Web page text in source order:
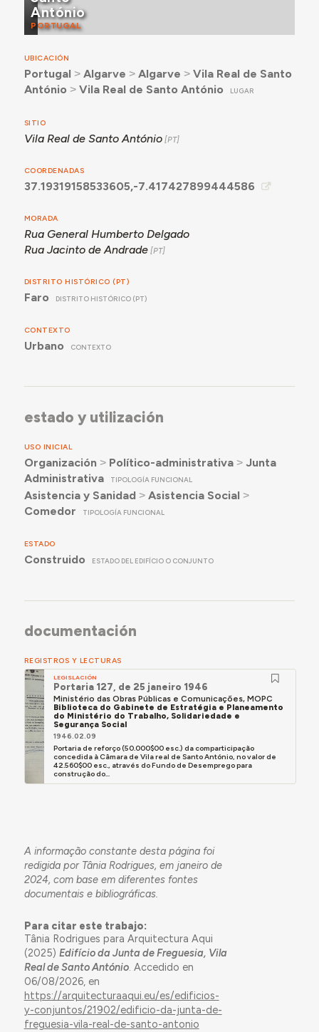
António
PORTUGAL
UBICACIÓN
Portugal ˃ Algarve ˃ Algarve ˃ Vila Real de Santo
António ˃ Vila Real de Santo António LUGAR
SITIO
Vila Real de Santo António
COORDENADAS
37.19319158533605,-7.417427899444586
MORADA
Rua General Humberto Delgado
Rua Jacinto de Andrade
DISTRITO HISTÓRICO (PT)
Faro DISTRITO HISTÓRICO (PT)
CONTEXTO
Urbano CONTEXTO
estado y utilización
USO INICIAL
Organización ˃ Político-administrativa˃ Junta
Administrativa
TIPOLOGÍA FUNCIONAL
Asistencia y Sanidad ˃ Asistencia Social ˃
Comedor
TIPOLOGÍA FUNCIONAL
ESTADO
Construido ESTADO DEL EDIFÍCIO O CONJUNTO
documentación
REGISTROS Y LECTURAS
LEGISLACIÓN
Portaria 127, de 25 janeiro 1946
Ministério das Obras Públicas e Comunicações, MOPC
Biblioteca do Gabinete de Estratégia e Planeamento
do Ministério do Trabalho, Solidariedade e
Segurança Social
1946.02.09
Portaria de reforço (50.000$00 esc.) da comparticipação
concedida à Câmara de Vila real de Santo António, no valor de
42.560$00 esc., através do Fundo de Desemprego para
construção do...
A informação constante desta página foi
redigida por Tânia Rodrigues, em janeiro de
2024, com base em diferentes fontes
documentais e bibliográficas.
Para citar este trabajo:
Tânia Rodrigues para Arquitectura Aqui
(2025) Edifício da Junta de Freguesia, Vila
Real de Santo António. Accedido en
06/08/2026, en
https://arquitecturaaqui.eu/es/edificios-
y-conjuntos/21902/edificio-da-junta-de-
freguesia-vila-real-de-santo-antonio